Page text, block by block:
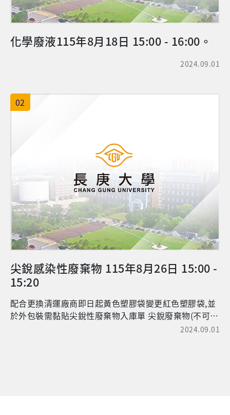
化學廢液115年8月18日 15:00 - 16:00。
2024.09.01
02
尖銳感染性廢棄物 115年8月26日 15:00 -
15:20
配合更換清運廠商即日起黃色塑膠袋變更紅色塑膠袋,並
於外包裝需黏貼尖銳性廢棄物入庫單 尖銳廢棄物(不可
2024.09.01